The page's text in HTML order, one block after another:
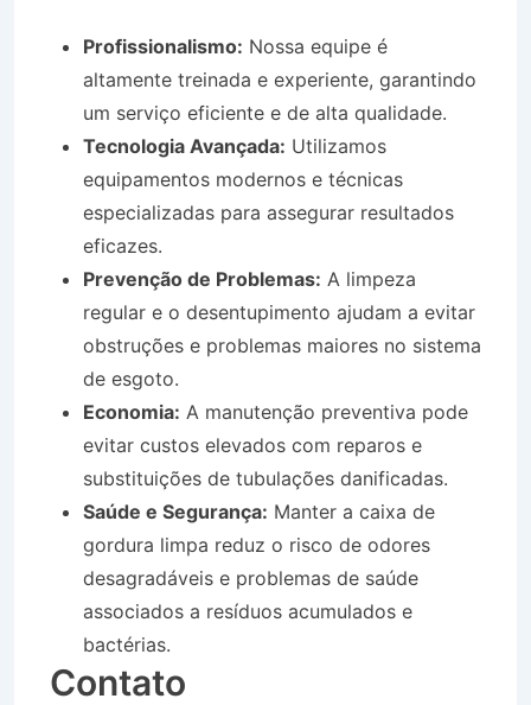
Profissionalismo: Nossa equipe é
altamente treinada e experiente, garantindo
um serviço eficiente e de alta qualidade.
Tecnologia Avançada: Utilizamos
equipamentos modernos e técnicas
especializadas para assegurar resultados
eficazes.
Prevenção de Problemas: A limpeza
regular e o desentupimento ajudam a evitar
obstruções e problemas maiores no sistema
de esgoto.
Economia: A manutenção preventiva pode
evitar custos elevados com reparos e
substituições de tubulações danificadas.
Saúde e Segurança: Manter a caixa de
gordura limpa reduz o risco de odores
desagradáveis e problemas de saúde
associados a resíduos acumulados e
bactérias.
Contato